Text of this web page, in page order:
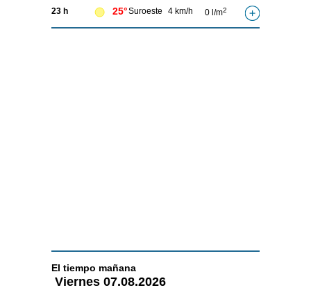
23 h 25°Suroeste 4 km/h 0 l/m2
El tiempo mañana
Viernes 07.08.2026